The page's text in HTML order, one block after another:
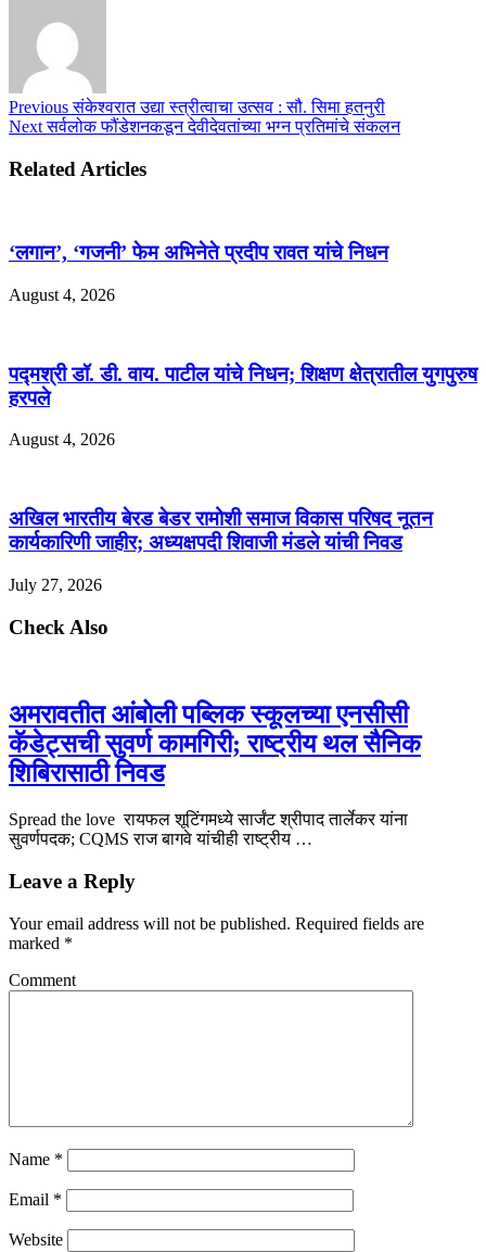
Previousसंकेश्वरात उद्या स्त्रीत्वाचा उत्सव : सौ. सिमा हतनुरी
Nextसर्वलोक फौंडेशनकडून देवीदेवतांच्या भग्न प्रतिमांचे संकलन
Related Articles
‘लगान’, ‘गजनी’ फेम अभिनेते प्रदीप रावत यांचे निधन
August 4, 2026
पद्मश्री डॉ. डी. वाय. पाटील यांचे निधन; शिक्षण क्षेत्रातील युगपुरुष
हरपले
August 4, 2026
अखिल भारतीय बेरड‌ बेडर रामोशी समाज‌ विकास परिषद नूतन
कार्यकारिणी जाहीर; अध्यक्षपदी शिवाजी मंडले यांची निवड
July 27, 2026
Check Also
अमरावतीत आंबोली पब्लिक स्कूलच्या एनसीसी
कॅडेट्सची सुवर्ण कामगिरी; राष्ट्रीय थल सैनिक
शिबिरासाठी निवड
Spread the love रायफल शूटिंगमध्ये सार्जंट श्रीपाद तार्लेकर यांना
सुवर्णपदक; CQMS राज बागवे यांचीही राष्ट्रीय …
Leave a Reply
Your email address will not be published. Required fields are
marked *
Comment
Name *
Email *
Website